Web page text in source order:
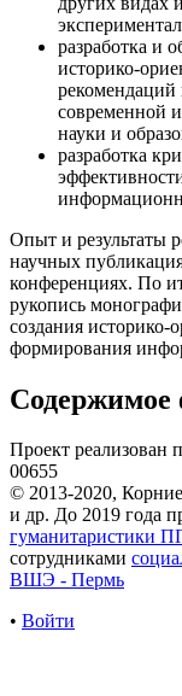
разработка и
историко-
рекомендаций
современной
науки и
разработка
Опыт и результаты
научных
конференциях. По
рукопись
создания историко-
формирования
Содержимое
Проект
00655
© 2013-2020,
и др. До 2019 года
гуманитаристики
сотрудниками
ВШЭ - Пермь
• Войти